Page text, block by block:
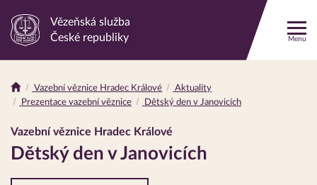
Odkaz
stránku
Vězeňská služba
České republiky
Menu
Drobečková
Vazební věznice Hradec Králové
Aktuality
Prezentace vazební věznice
Dětský den v Janovicích
Vazební věznice Hradec Králové
Dětský den v Janovicích